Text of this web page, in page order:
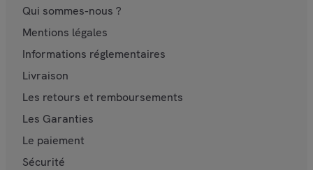
Qui sommes-nous ?
Mentions légales
Informations réglementaires
Livraison
Les retours et remboursements
Les Garanties
Le paiement
Sécurité